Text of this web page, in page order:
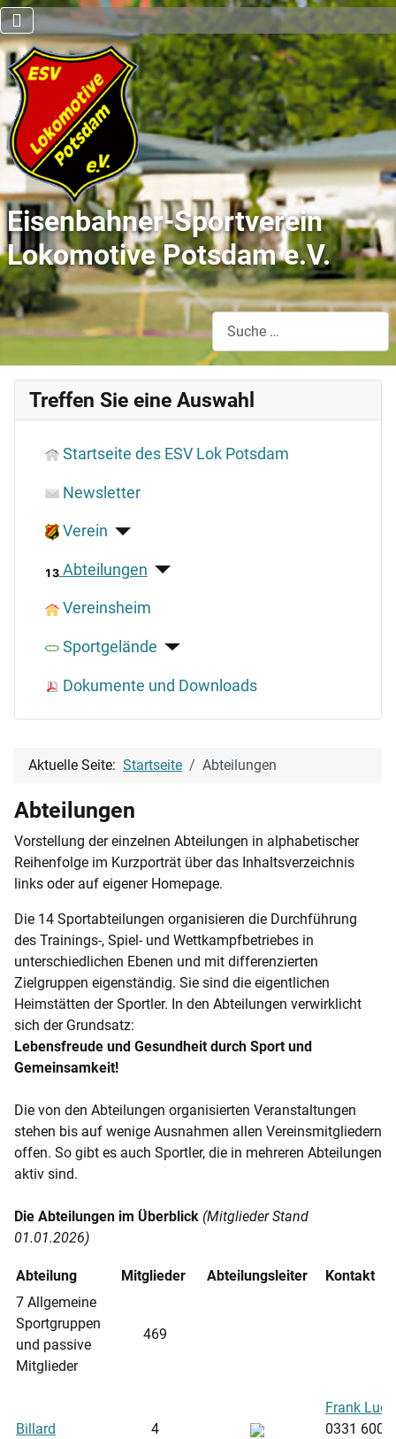
Eisenbahner-Sportverein
Lokomotive Potsdam e.V.
Suchen
Treffen Sie eine Auswahl
Startseite des ESV Lok Potsdam
Newsletter
Verein
Abteilungen
Vereinsheim
Sportgelände
Dokumente und Downloads
Aktuelle Seite: Startseite Abteilungen
Abteilungen
Vorstellung der einzelnen Abteilungen in alphabetischer
Reihenfolge im Kurzporträt über das Inhaltsverzeichnis
links oder auf eigener Homepage.
Die 14 Sportabteilungen organisieren die Durchführung
des Trainings-, Spiel- und Wettkampfbetriebes in
unterschiedlichen Ebenen und mit differenzierten
Zielgruppen eigenständig. Sie sind die eigentlichen
Heimstätten der Sportler. In den Abteilungen verwirklicht
sich der Grundsatz:
Lebensfreude und Gesundheit durch Sport und
Gemeinsamkeit!
Die von den Abteilungen organisierten Veranstaltungen
stehen bis auf wenige Ausnahmen allen Vereinsmitgliedern
offen. So gibt es auch Sportler, die in mehreren Abteilungen
aktiv sind.
Die Abteilungen im Überblick (Mitglieder Stand
01.01.2026)
Abteilung Mitglieder Abteilungsleiter
Kontakt
7 Allgemeine
Sportgruppen
und passive
Mitglieder
469
Billard 4
Frank
0331